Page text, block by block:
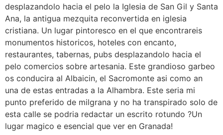
desplazandolo hacia el pelo la Iglesia de San Gil y Santa
Ana, la antigua mezquita reconvertida en iglesia
cristiana. Un lugar pintoresco en el que encontrareis
monumentos historicos, hoteles con encanto,
restaurantes, tabernas, pubs desplazandolo hacia el
pelo comercios sobre artesania. Este grandioso garbeo
os conducira al Albaicin, el Sacromonte asi­ como an
una de estas entradas a la Alhambra. Este seri­a mi
punto preferido de milgrana y no ha transpirado solo de
esta calle se podria redactar un escrito rotundo ?Un
lugar magico e esencial que ver en Granada!